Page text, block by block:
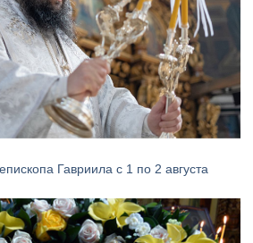
Гавриила с 1 по 2 августа